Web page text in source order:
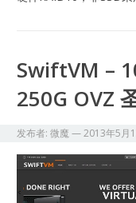
SwiftVM –
250G OVZ
发布者:微魔—2013年5月